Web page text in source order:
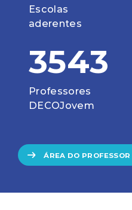
Escolas
aderentes
3543
Professores
DECOJovem
ÁREA DO PROFESSOR